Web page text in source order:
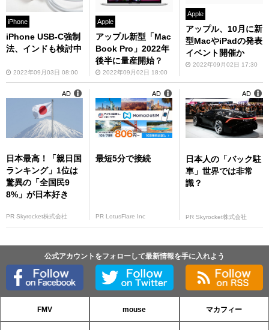
iPhone
iPhone USB-C強制
法、インドも検討中
2022年09月03日 08:00
Apple
アップル新型「Mac
Book Pro」2022年
後半に量産開始？
2022年09月02日 18:00
Apple
アップル、10月に新
型MacやiPadの発表
イベント開催か
2022年09月02日 17:30
日本最高！「親日国
ランキング」1位は
驚異の「全国民9
8%」が日本好き
PR Skyrocket株式会社
AD
最短5分で接続
PR LotusFlare Inc
AD
日本人の「バック駐
車」世界では非常
識？
PR Skyrocket株式会社
AD
公式アカウントをフォローして最新情報を手に入れよう
FMV mouse マカフィー